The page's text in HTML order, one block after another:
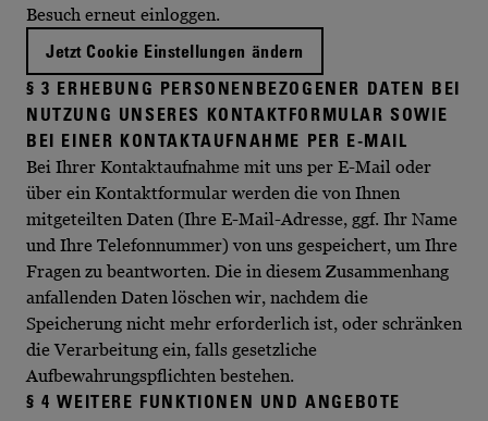
Besuch erneut einloggen.
Jetzt Cookie Einstellungen ändern
§ 3 ERHEBUNG PERSONENBEZOGENER DATEN BEI
NUTZUNG UNSERES KONTAKTFORMULAR SOWIE
BEI EINER KONTAKTAUFNAHME PER E-MAIL
Bei Ihrer Kontaktaufnahme mit uns per E-Mail oder
über ein Kontaktformular werden die von Ihnen
mitgeteilten Daten (Ihre E-Mail-Adresse, ggf. Ihr Name
und Ihre Telefonnummer) von uns gespeichert, um Ihre
Fragen zu beantworten. Die in diesem Zusammenhang
anfallenden Daten löschen wir, nachdem die
Speicherung nicht mehr erforderlich ist, oder schränken
die Verarbeitung ein, falls gesetzliche
Aufbewahrungspflichten bestehen.
§ 4 WEITERE FUNKTIONEN UND ANGEBOTE